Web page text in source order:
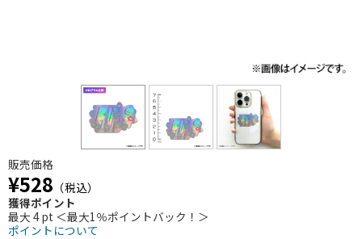
販売価格
¥528 （税込）
獲得ポイント
最大 4 pt ＜最大1％ポイントバック！＞
ポイントについて